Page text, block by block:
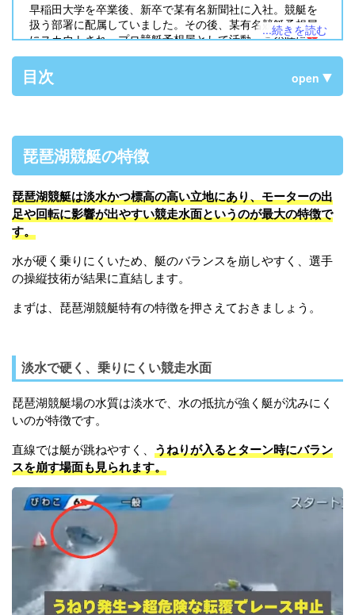
早稲田大学を卒業後、新卒で某有名新聞社に入社。競艇を
扱う部署に配属していました。その後、某有名競艇予想屋
にスカウトされ、プロ競艇予想屋として活動。この時に競
艇予想サイトの存在を知り「ボートレース・競艇予想ムサ
シ屋」として検証を始めることに。現在競艇歴30年を迎
え、競艇に使った金額は3,000万円を超えました。皆様に安
心して競艇を楽しんで頂けるよう日々尽力しています！
...続きを読む
目次 open
琵琶湖競艇の特徴
琵琶湖競艇は淡水かつ標高の高い立地にあり、モーターの出
足や回転に影響が出やすい競走水面というのが最大の特徴で
す。
水が硬く乗りにくいため、艇のバランスを崩しやすく、選手
の操縦技術が結果に直結します。
まずは、琵琶湖競艇特有の特徴を押さえておきましょう。
淡水で硬く、乗りにくい競走水面
琵琶湖競艇場の水質は淡水で、水の抵抗が強く艇が沈みにく
いのが特徴です。
直線では艇が跳ねやすく、 うねりが入るとターン時にバラン
スを崩す場面も見られます。